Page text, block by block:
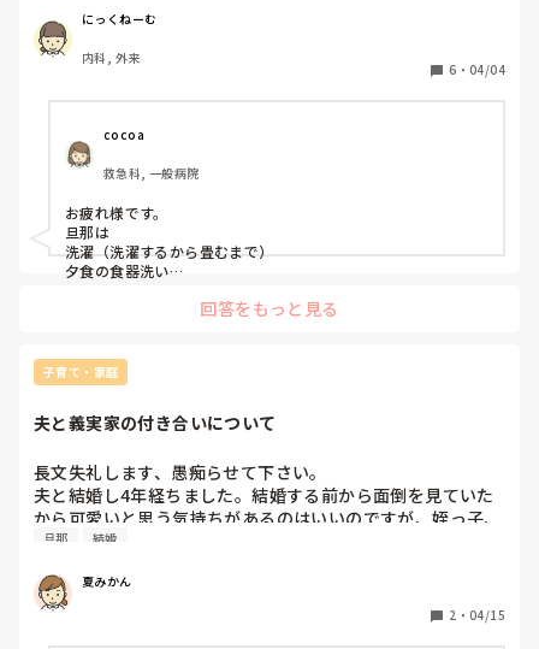
くれていますか？
また、旦那さんのサポートが無い、両親のサポートが得られ
ないなか、どのようにして家庭を回しておられますか？
休日、朝からゲームの旦那です。子供のことはあまりしてく
れません。平日は子供が寝てからゲームをして欲しいと言っ
ていますが、寝かしつけせず、寝室からフェードアウトして
いく日も多々。
旦那からはゲームする自由時間をもっとくれと言われます。
休日3時間はしています。
子供3歳、0歳。
にっくねーむ
内科, 外来
6 ・ 04/04
cocoa
救急科, 一般病院
お疲れ様です。
旦那は
洗濯（洗濯するから畳むまで）
夕食の食器洗い
私が土日仕事の時は夕飯作りをしてくれます。
回答をもっと見る
子育て・家庭
夫と義実家の付き合いについて
長文失礼します、愚痴らせて下さい。
夫と結婚し4年経ちました。結婚する前から面倒を見ていた
から可愛いと思う気持ちがあるのはいいのですが、姪っ子、
甥っ子達の事に気を取られすぎるなような気がします。
院のお祝いをすると話がありました。
しかし、急に言われてもシフトの関係もあり、土日の休みは
旦那 結婚
夏みかん
2 ・ 04/15